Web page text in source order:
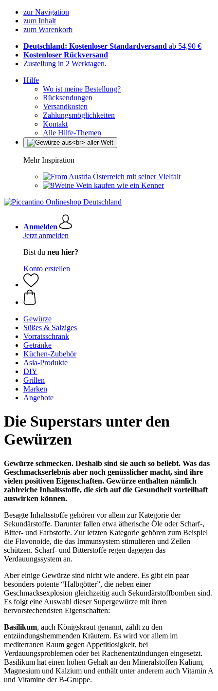
zur Navigation
zum Inhalt
zum Warenkorb
Deutschland: Kostenloser Standardversand ab 54,90 €
Kostenloser Rückversand
Zustellung in 2 Werktagen.
Hilfe
Wo ist meine Bestellung?
Rücksendungen
Versandkosten
Zahlungsmöglichkeiten
Kontakt
Alle Hilfe-Themen
Mehr Inspiration
Österreich mit seiner Vielfalt
Wein kaufen wie ein Kenner
Anmelden
Jetzt anmelden
Bist du neu hier?
Konto erstellen
Gewürze
Süßes & Salziges
Vorratsschrank
Getränke
Küchen-Zubehör
Asia-Produkte
DIY
Grillen
Marken
Angebote
Die Superstars unter den
Gewürzen
Gewürze schmecken. Deshalb sind sie auch so beliebt. Was das
Geschmackserlebnis aber noch genüsslicher macht, sind ihre
vielen positiven Eigenschaften. Gewürze enthalten nämlich
zahlreiche Inhaltsstoffe, die sich auf die Gesundheit vorteilhaft
auswirken können.
Besagte Inhaltsstoffe gehören vor allem zur Kategorie der
Sekundärstoffe. Darunter fallen etwa ätherische Öle oder Scharf-,
Bitter- und Farbstoffe. Zur letzten Kategorie gehören zum Beispiel
die Flavonoide, die das Immunsystem stimulieren und Zellen
schützen. Scharf- und Bitterstoffe regen dagegen das
Verdauungssystem an.
Aber einige Gewürze sind nicht wie andere. Es gibt ein paar
besonders potente “Halbgötter”, die neben einer
Geschmacksexplosion gleichzeitig auch Sekundärstoffbomben sind.
Es folgt eine Auswahl dieser Supergewürze mit ihren
hervorstechendsten Eigenschaften:
Basilikum, auch Königskraut genannt, zählt zu den
entzündungshemmenden Kräutern. Es wird vor allem im
mediterranen Raum gegen Appetitlosigkeit, bei
Verdauungsproblemen oder bei Rachenentzündungen eingesetzt.
Basilikum hat einen hohen Gehalt an den Mineralstoffen Kalium,
Magnesium und Kalzium und enthält unter anderem auch Vitamin A
und Vitamine der B-Gruppe.